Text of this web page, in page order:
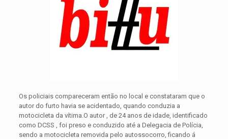
Os policiais compareceram então no local e constataram que o
autor do furto havia se acidentado, quando conduzia a
motocicleta da vítima.O autor , de 24 anos de idade, identificado
como DCSS , foi preso e conduzido até a Delegacia de Polícia,
sendo a motocicleta removida pelo autossocorro, ficando á